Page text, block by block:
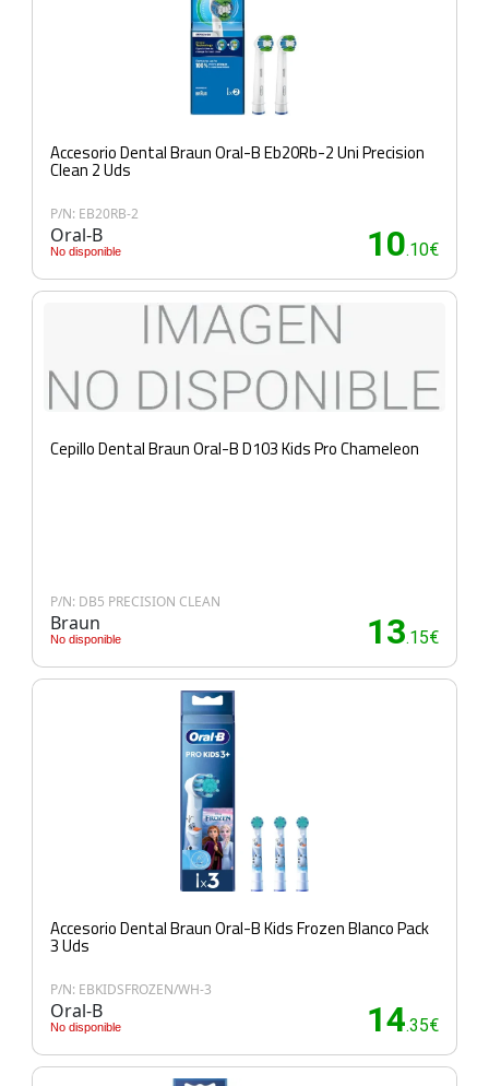
Accesorio Dental Braun Oral-B Eb20Rb-2 Uni Precision
Clean 2 Uds
P/N: EB20RB-2
Oral-B
No disponible 10.10€
Cepillo Dental Braun Oral-B D103 Kids Pro Chameleon
P/N: DB5 PRECISION CLEAN
Braun
No disponible 13.15€
Accesorio Dental Braun Oral-B Kids Frozen Blanco Pack
3 Uds
P/N: EBKIDSFROZEN/WH-3
Oral-B
No disponible 14.35€